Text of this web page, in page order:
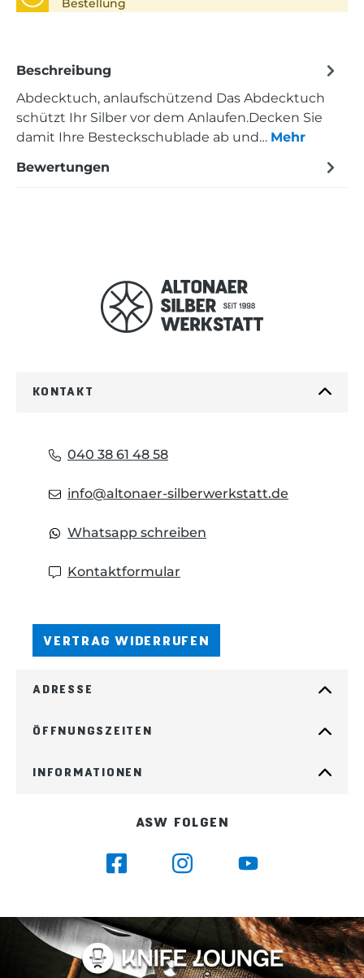
Bestellung
Beschreibung
Abdecktuch, anlaufschützend Das Abdecktuch
schützt Ihr Silber vor dem Anlaufen.Decken Sie
damit Ihre Besteckschublade ab und… Mehr
Bewertungen
KONTAKT
040 38 61 48 58
info@altonaer-silberwerkstatt.de
Whatsapp schreiben
Kontaktformular
VERTRAG WIDERRUFEN
ADRESSE
ÖFFNUNGSZEITEN
INFORMATIONEN
ASW FOLGEN